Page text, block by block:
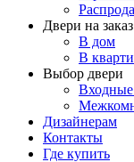
Двери на заказ
В дом
В
Выбор двери
Входные
Дизайнерам
Контакты
Где купить